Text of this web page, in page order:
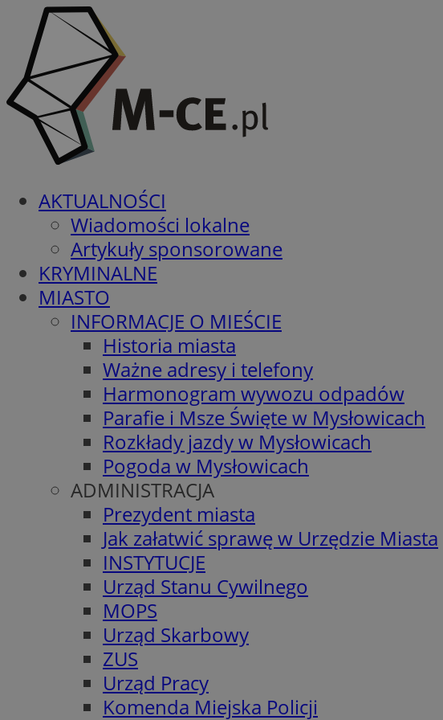
AKTUALNOŚCI
Wiadomości lokalne
Artykuły sponsorowane
KRYMINALNE
MIASTO
INFORMACJE O MIEŚCIE
Historia miasta
Ważne adresy i telefony
Harmonogram wywozu odpadów
Parafie i Msze Święte w Mysłowicach
Rozkłady jazdy w Mysłowicach
Pogoda w Mysłowicach
ADMINISTRACJA
Prezydent miasta
Jak załatwić sprawę w Urzędzie Miasta
INSTYTUCJE
Urząd Stanu Cywilnego
MOPS
Urząd Skarbowy
ZUS
Urząd Pracy
Komenda Miejska Policji